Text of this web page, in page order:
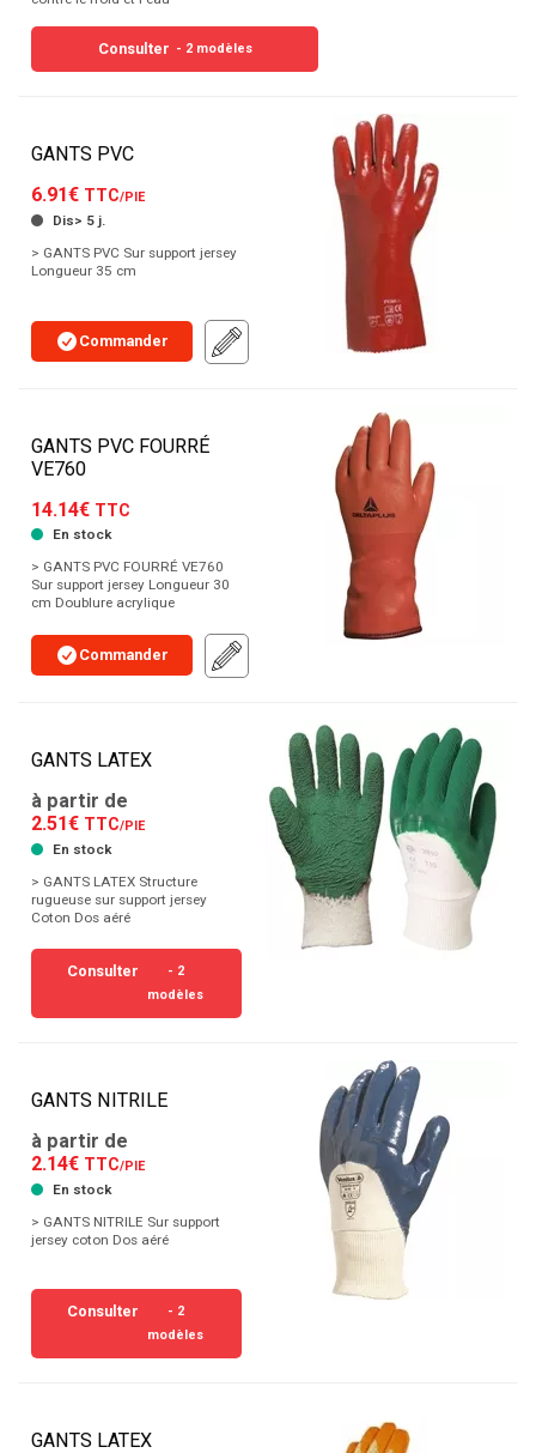
Consulter - 2 modèles
GANTS PVC
6.91€ TTC/PIE
Dis> 5 j.
> GANTS PVC Sur support jersey
Longueur 35 cm
Commander
GANTS PVC FOURRÉ
VE760
14.14€ TTC
En stock
> GANTS PVC FOURRÉ VE760
Sur support jersey Longueur 30
cm Doublure acrylique
Commander
GANTS LATEX
à partir de
2.51€ TTC/PIE
En stock
> GANTS LATEX Structure
rugueuse sur support jersey
Coton Dos aéré
Consulter
- 2
modèles
GANTS NITRILE
à partir de
2.14€ TTC/PIE
En stock
> GANTS NITRILE Sur support
jersey coton Dos aéré
Consulter
- 2
modèles
GANTS LATEX